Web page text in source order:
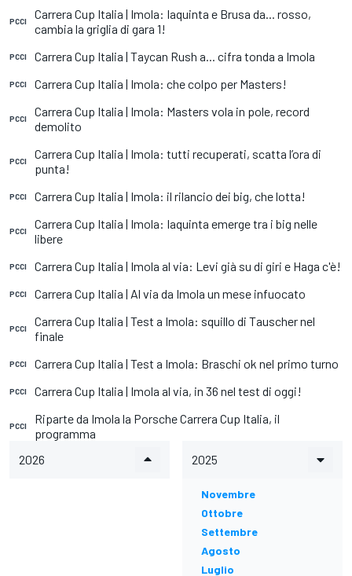
PCCI
Carrera Cup Italia | Imola: Iaquinta e Brusa da... rosso,
cambia la griglia di gara 1!
PCCI Carrera Cup Italia | Taycan Rush a... cifra tonda a Imola
PCCI Carrera Cup Italia | Imola: che colpo per Masters!
PCCI
Carrera Cup Italia | Imola: Masters vola in pole, record
demolito
PCCI
Carrera Cup Italia | Imola: tutti recuperati, scatta l’ora di
punta!
PCCI Carrera Cup Italia | Imola: il rilancio dei big, che lotta!
PCCI
Carrera Cup Italia | Imola: Iaquinta emerge tra i big nelle
libere
PCCI Carrera Cup Italia | Imola al via: Levi già su di giri e Haga c'è!
PCCI Carrera Cup Italia | Al via da Imola un mese infuocato
PCCI
Carrera Cup Italia | Test a Imola: squillo di Tauscher nel
finale
PCCI Carrera Cup Italia | Test a Imola: Braschi ok nel primo turno
PCCI Carrera Cup Italia | Imola al via, in 36 nel test di oggi!
PCCI
Riparte da Imola la Porsche Carrera Cup Italia, il
programma
2026
2025
Novembre
Ottobre
Settembre
Agosto
Luglio